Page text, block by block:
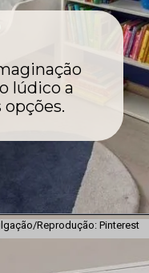
lúdico a
opções.
Reprodução: Pinterest